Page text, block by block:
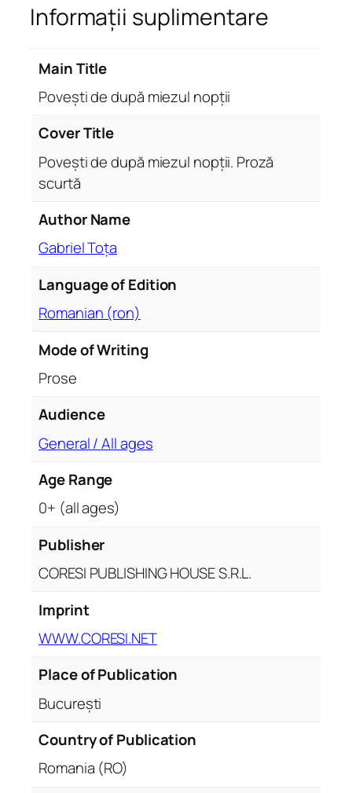
v
e
ș
d
ă
m
e
l
Informații suplimentare
Main Title
Povești de după miezul nopții
Cover Title
Povești de după miezul nopții. Proză
scurtă
Author Name
Gabriel Toța
Language of Edition
Romanian (ron)
Mode of Writing
Prose
Audience
General / All ages
Age Range
0+ (all ages)
Publisher
CORESI PUBLISHING HOUSE S.R.L.
Imprint
WWW.CORESI.NET
Place of Publication
București
Country of Publication
Romania (RO)